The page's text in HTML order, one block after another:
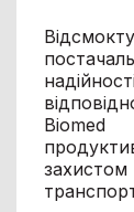
Biomed